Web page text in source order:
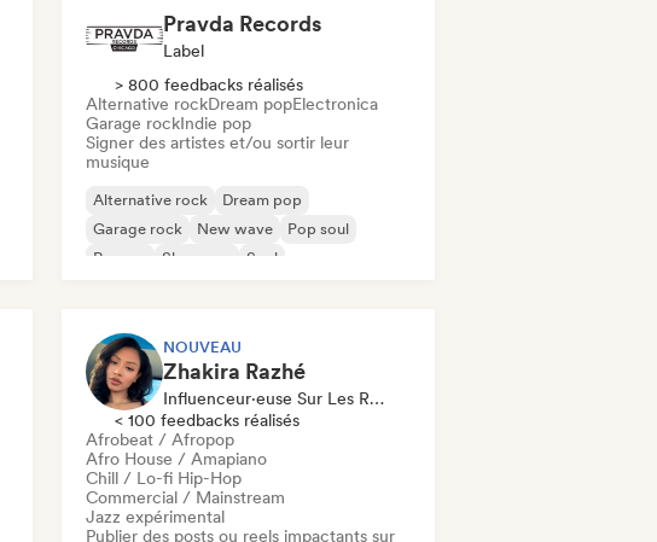
Pravda Records
Label
> 800 feedbacks réalisés
Alternative rockDream popElectronica
Garage rockIndie pop
Signer des artistes et/ou sortir leur
musique
Alternative rock
Dream pop
Garage rock
New wave
Pop soul
Reggae
Shoegaze Soul
NOUVEAU
Zhakira Razhé
Influenceur·euse Sur Les Réseaux Sociaux
< 100 feedbacks réalisés
Afrobeat / Afropop
Afro House / Amapiano
Chill / Lo-fi Hip-Hop
Commercial / Mainstream
Jazz expérimental
Publier des posts ou reels impactants sur